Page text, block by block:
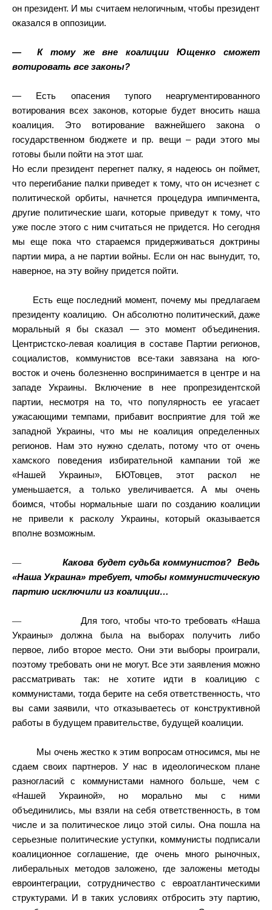
он президент. И мы считаем нелогичным, чтобы президент
оказался в оппозиции.
—
К тому же вне коалиции Ющенко сможет
вотировать все законы?
— Есть опасения тупого неаргументированного
вотирования всех законов, которые будет вносить наша
коалиция. Это вотирование важнейшего закона о
государственном бюджете и пр. вещи – ради этого мы
готовы были пойти на этот шаг.
Но если президент перегнет палку, я надеюсь он поймет,
что перегибание палки приведет к тому, что он исчезнет с
политической орбиты, начнется процедура импичмента,
другие политические шаги, которые приведут к тому, что
уже после этого с ним считаться не придется. Но сегодня
мы еще пока что стараемся придерживаться доктрины
партии мира, а не партии войны. Если он нас вынудит, то,
наверное, на эту войну придется пойти.
Есть еще последний момент, почему мы предлагаем
президенту коалицию.
Он абсолютно политический, даже
моральный я бы сказал — это момент объединения.
Центристско-левая коалиция в составе Партии регионов,
социалистов, коммунистов все-таки завязана на юго-
восток и очень болезненно воспринимается в центре и на
западе Украины. Включение в нее пропрезидентской
партии, несмотря на то, что популярность ее угасает
ужасающими темпами, прибавит восприятие для той же
западной Украины, что мы не коалиция определенных
регионов. Нам это нужно сделать, потому что от очень
хамского поведения избирательной кампании той же
«Нашей Украины», БЮТовцев, этот раскол не
уменьшается, а только увеличивается. А мы очень
боимся, чтобы нормальные шаги по созданию коалиции
не привели к расколу Украины, который оказывается
вполне возможным.
— Какова будет судьба коммунистов?
Ведь
«Наша Украина» требует, чтобы коммунистическую
партию исключили из коалиции…
—
Для того, чтобы что-то требовать «Наша
Украины» должна была на выборах получить либо
первое, либо второе место. Они эти выборы проиграли,
поэтому требовать они не могут. Все эти заявления можно
рассматривать так: не хотите идти в коалицию с
коммунистами, тогда берите на себя ответственность, что
вы сами заявили, что отказываетесь от конструктивной
работы в будущем правительстве, будущей коалиции.
Мы очень жестко к этим вопросам относимся, мы не
сдаем своих партнеров. У нас в идеологическом плане
разногласий с коммунистами намного больше, чем с
«Нашей Украиной», но морально мы с ними
объединились, мы взяли на себя ответственность, в том
числе и за политическое лицо этой силы. Она пошла на
серьезные политические уступки, коммунисты подписали
коалиционное соглашение, где очень много рыночных,
либеральных методов заложено, где заложены методы
евроинтеграции, сотрудничество с евроатлантическими
структурами. И в таких условиях отбросить эту партию,